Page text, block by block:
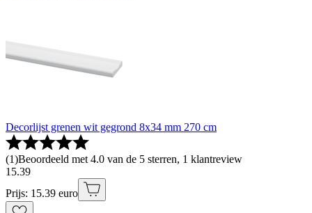
Decorlijst grenen wit gegrond 8x34 mm 270 cm
(1)Beoordeeld met 4.0 van de 5 sterren, 1 klantreview
15.39
Prijs: 15.39 euro